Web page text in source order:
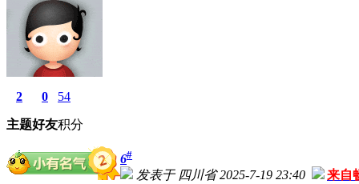
2
主题
0
好友
54
积分
6#
发表于 四川省 2025-7-19 23:40
来自